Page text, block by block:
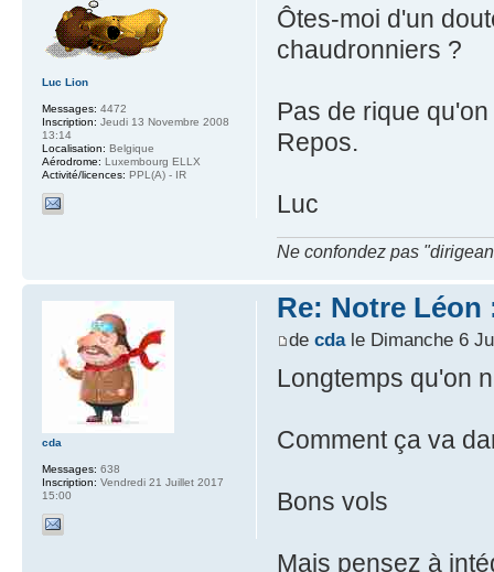
Ôtes-moi d'un
chaudronniers ?
Pas de rique
Repos.
Luc
Ne confondez pas
Luc Lion
Messages: 4472
Inscription: Jeudi 13 Novembre 2008
13:14
Localisation: Belgique
Aérodrome: Luxembourg ELLX
Activité/licences: PPL(A) - IR
Re: Notre Léon
de cdale Dimanche 6
Longtemps qu'on
Comment ça va
Bons vols
Mais pensez à
cda
Messages: 638
Inscription: Vendredi 21 Juillet 2017
15:00